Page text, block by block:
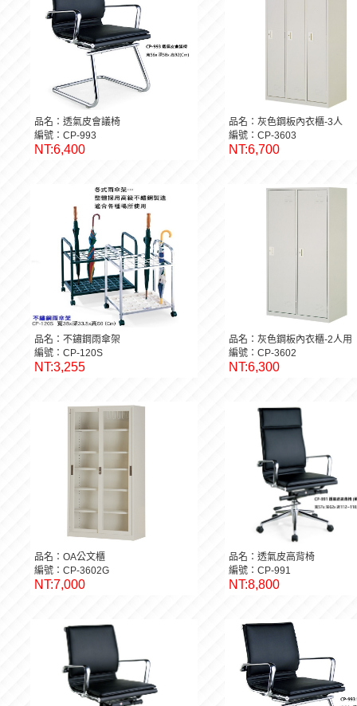
品名：透氣皮會議椅
編號：CP-993
NT:6,400
品名：灰色鋼板內衣櫃-3人
編號：CP-3603
NT:6,700
品名：不鏽鋼雨傘架
編號：CP-120S
NT:3,255
品名：灰色鋼板內衣櫃-2人用
編號：CP-3602
NT:6,300
品名：OA公文櫃
編號：CP-3602G
NT:7,000
品名：透氣皮高背椅
編號：CP-991
NT:8,800